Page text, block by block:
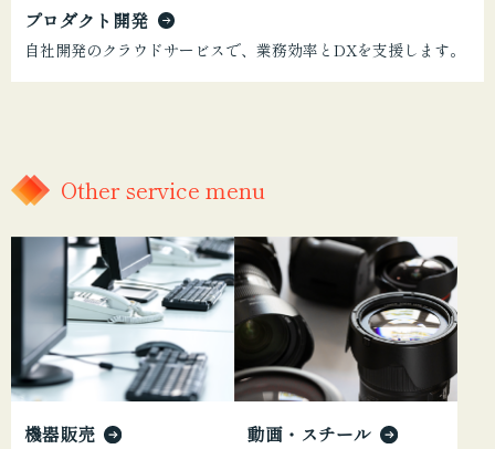
プロダクト開発
自社開発のクラウドサービスで、業務効率とDXを支援します。
Other service menu
機器販売 動画・スチール